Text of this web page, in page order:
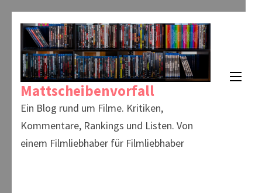
springen
(Enter
drücken)
Mattscheibenvorfall
Ein Blog rund um Filme. Kritiken,
Kommentare, Rankings und Listen. Von
einem Filmliebhaber für Filmliebhaber